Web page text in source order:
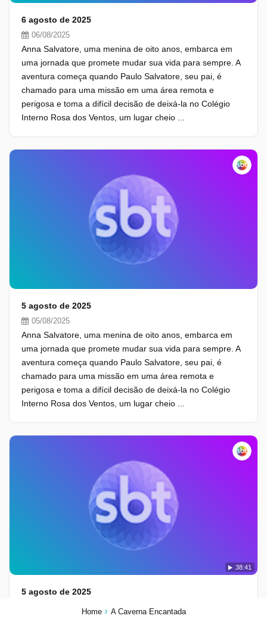
Home A Caverna Encantada
6 agosto de 2025
06/08/2025
Anna Salvatore, uma menina de oito anos, embarca em
uma jornada que promete mudar sua vida para sempre. A
aventura começa quando Paulo Salvatore, seu pai, é
chamado para uma missão em uma área remota e
perigosa e toma a difícil decisão de deixá-la no Colégio
Interno Rosa dos Ventos, um lugar cheio ...
5 agosto de 2025
05/08/2025
Anna Salvatore, uma menina de oito anos, embarca em
uma jornada que promete mudar sua vida para sempre. A
aventura começa quando Paulo Salvatore, seu pai, é
chamado para uma missão em uma área remota e
perigosa e toma a difícil decisão de deixá-la no Colégio
Interno Rosa dos Ventos, um lugar cheio ...
38:41
5 agosto de 2025